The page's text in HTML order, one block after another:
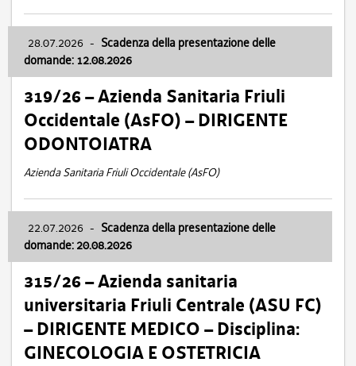
28.07.2026 - Scadenza della presentazione delle
domande: 12.08.2026
319/26 – Azienda Sanitaria Friuli
Occidentale (AsFO) – DIRIGENTE
ODONTOIATRA
Azienda Sanitaria Friuli Occidentale (AsFO)
22.07.2026 - Scadenza della presentazione delle
domande: 20.08.2026
315/26 – Azienda sanitaria
universitaria Friuli Centrale (ASU FC)
– DIRIGENTE MEDICO – Disciplina:
GINECOLOGIA E OSTETRICIA